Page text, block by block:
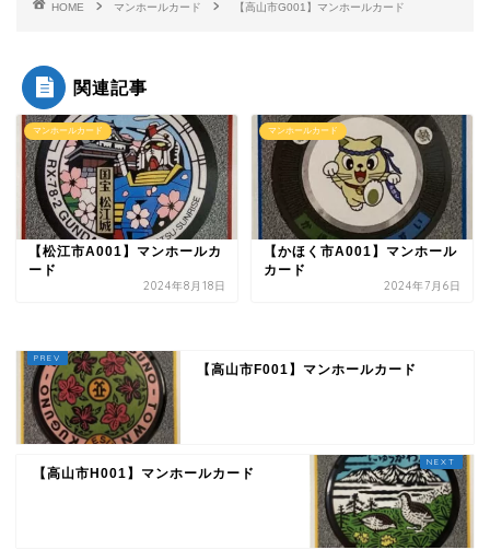
HOME マンホールカード 【高山市G001】マンホールカード
関連記事
マンホールカード
【松江市A001】マンホールカ
ード
2024年8月18日
マンホールカード
【かほく市A001】マンホール
カード
2024年7月6日
【高山市F001】マンホールカード
【高山市H001】マンホールカード